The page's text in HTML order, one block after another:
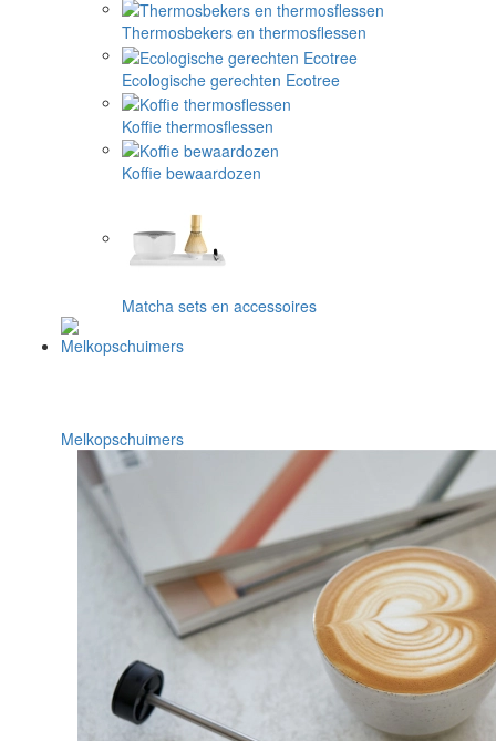
Thermosbekers en thermosflessen
Ecologische gerechten Ecotree
Koffie thermosflessen
Koffie bewaardozen
Matcha sets en accessoires
Melkopschuimers